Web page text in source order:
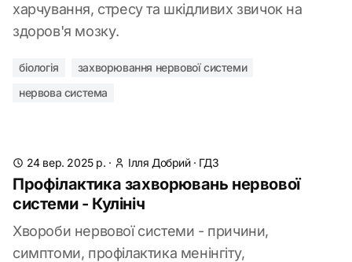
харчування, стресу та шкідливих звичок на
здоров'я мозку.
біологія
захворювання нервової системи
нервова система
24 вер. 2025 р. · Ілля Добрий· ГДЗ
Профілактика захворювань нервової
системи - Кулініч
Хвороби нервової системи - причини,
симптоми, профілактика менінгіту,